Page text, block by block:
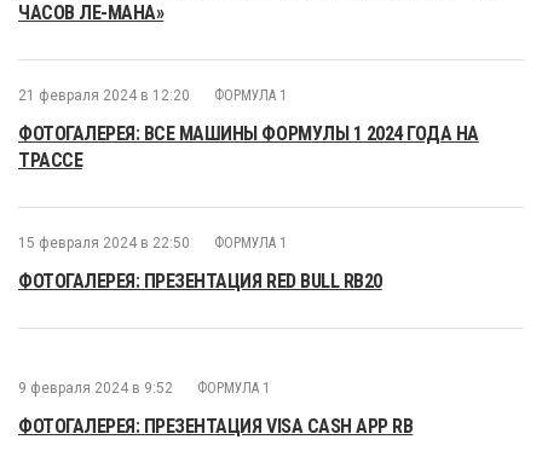
ЧАСОВ ЛЕ-МАНА»
21 февраля 2024 в 12:20 ФОРМУЛА 1
ФОТОГАЛЕРЕЯ: ВСЕ МАШИНЫ ФОРМУЛЫ 1 2024 ГОДА НА
ТРАССЕ
15 февраля 2024 в 22:50 ФОРМУЛА 1
ФОТОГАЛЕРЕЯ: ПРЕЗЕНТАЦИЯ RED BULL RB20
9 февраля 2024 в 9:52 ФОРМУЛА 1
ФОТОГАЛЕРЕЯ: ПРЕЗЕНТАЦИЯ VISA CASH APP RB